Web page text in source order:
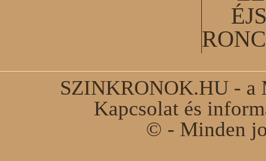
SZINKRONOK.HU - a
Kapcsolat és
© - Minden